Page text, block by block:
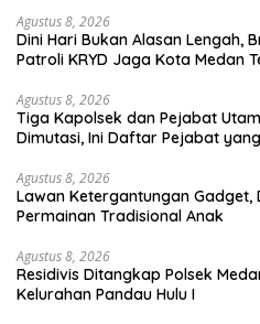
Agustus 8, 2026
Dini Hari Bukan Alasan Lengah,
Patroli KRYD Jaga Kota Medan
Agustus 8, 2026
Tiga Kapolsek dan Pejabat
Dimutasi, Ini Daftar Pejabat
Agustus 8, 2026
Lawan Ketergantungan Gadget,
Permainan Tradisional Anak
Agustus 8, 2026
Residivis Ditangkap Polsek
Kelurahan Pandau Hulu I